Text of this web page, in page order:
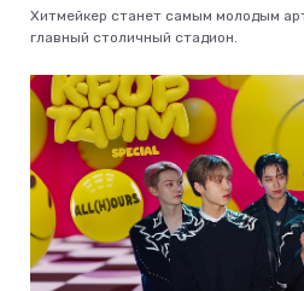
Хитмейкер станет самым молодым
главный столичный стадион.